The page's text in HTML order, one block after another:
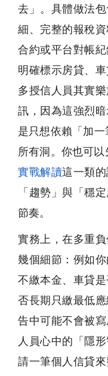
去」。具體做法
細、完整的報稅
合約或平台對帳
明確標示房貸、
多授信人員其實
訊，因為這強烈
是只想依賴「加
所有洞。你也可以
實戰解讀這一類
「趨勢」與「穩
節奏。
實務上，在多重
幾個細節：例如
不繳本金、車貸
否長期只繳最低
告中可能不會被
人員心中的「隱
請一筆個人信貸